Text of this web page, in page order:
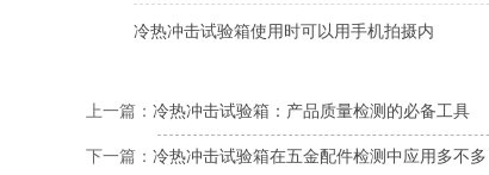
冷热冲击试验箱使用时可以用手机拍摄内
上一篇： 冷热冲击试验箱：产品质量检测的必备工具
下一篇： 冷热冲击试验箱在五金配件检测中应用多不多